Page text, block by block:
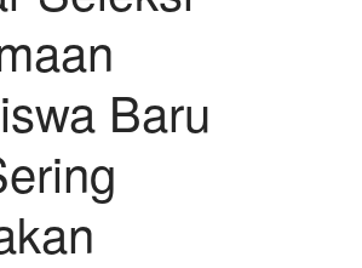
Baru